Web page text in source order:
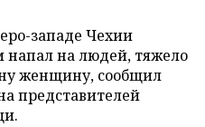
западе Чехии
на людей, тяжело
женщину, сообщил
представителей